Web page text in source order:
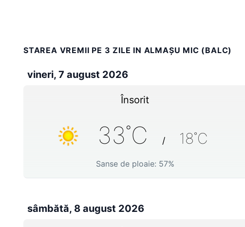
STAREA VREMII PE 3 ZILE IN ALMAŞU MIC (BALC)
vineri, 7 august 2026
Însorit
33˚C / 18˚C
Sanse de ploaie: 57%
sâmbătă, 8 august 2026